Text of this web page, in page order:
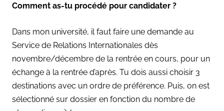
Comment as-tu procédé pour candidater ?
Dans mon université, il faut faire une demande au
Service de Relations Internationales dès
novembre/décembre de la rentrée en cours, pour un
échange à la rentrée d’après. Tu dois aussi choisir 3
destinations avec un ordre de préférence. Puis, on est
sélectionné sur dossier en fonction du nombre de